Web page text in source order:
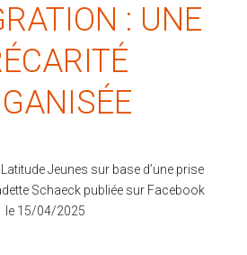
: UNE
Jeunes sur base d’une prise
Schaeck publiée sur Facebook
le 15/04/2025